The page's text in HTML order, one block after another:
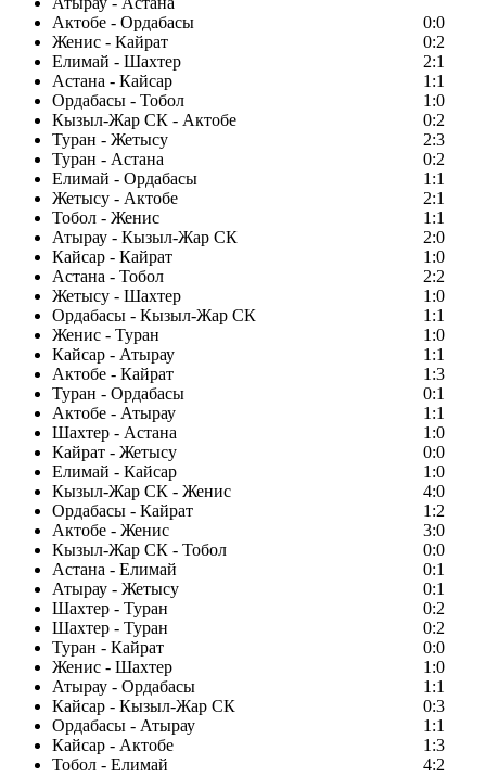
Актобе - Ордабасы
0:0
Женис - Кайрат
0:2
Елимай - Шахтер
2:1
Астана - Кайсар
1:1
Ордабасы - Тобол
1:0
Кызыл-Жар СК - Актобе
0:2
Туран - Жетысу
2:3
Туран - Астана
0:2
Елимай - Ордабасы
1:1
Жетысу - Актобе
2:1
Тобол - Женис
1:1
Атырау - Кызыл-Жар СК
2:0
Кайсар - Кайрат
1:0
Астана - Тобол
2:2
Жетысу - Шахтер
1:0
Ордабасы - Кызыл-Жар СК
1:1
Женис - Туран
1:0
Кайсар - Атырау
1:1
Актобе - Кайрат
1:3
Туран - Ордабасы
0:1
Актобе - Атырау
1:1
Шахтер - Астана
1:0
Кайрат - Жетысу
0:0
Елимай - Кайсар
1:0
Кызыл-Жар СК - Женис
4:0
Ордабасы - Кайрат
1:2
Актобе - Женис
3:0
Кызыл-Жар СК - Тобол
0:0
Астана - Елимай
0:1
Атырау - Жетысу
0:1
Шахтер - Туран
0:2
Шахтер - Туран
0:2
Туран - Кайрат
0:0
Женис - Шахтер
1:0
Атырау - Ордабасы
1:1
Кайсар - Кызыл-Жар СК
0:3
Ордабасы - Атырау
1:1
Кайсар - Актобе
1:3
Тобол - Елимай
4:2